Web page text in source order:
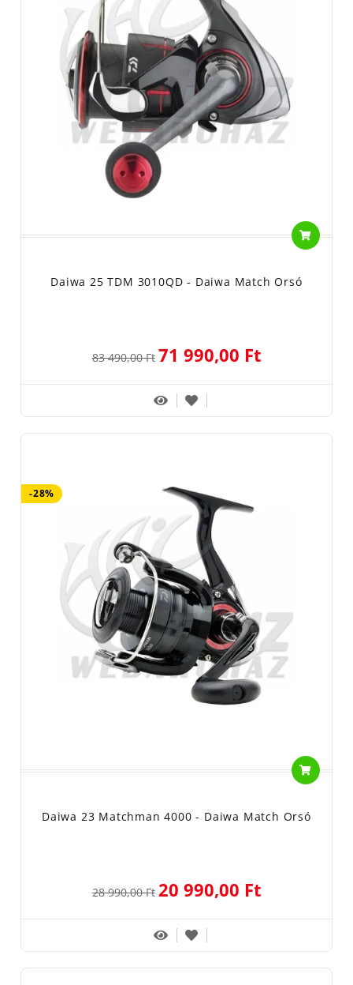
Daiwa 25 TDM 3010QD - Daiwa Match Orsó
83 490,00 Ft 71 990,00 Ft
-28%
Daiwa 23 Matchman 4000 - Daiwa Match Orsó
28 990,00 Ft 20 990,00 Ft